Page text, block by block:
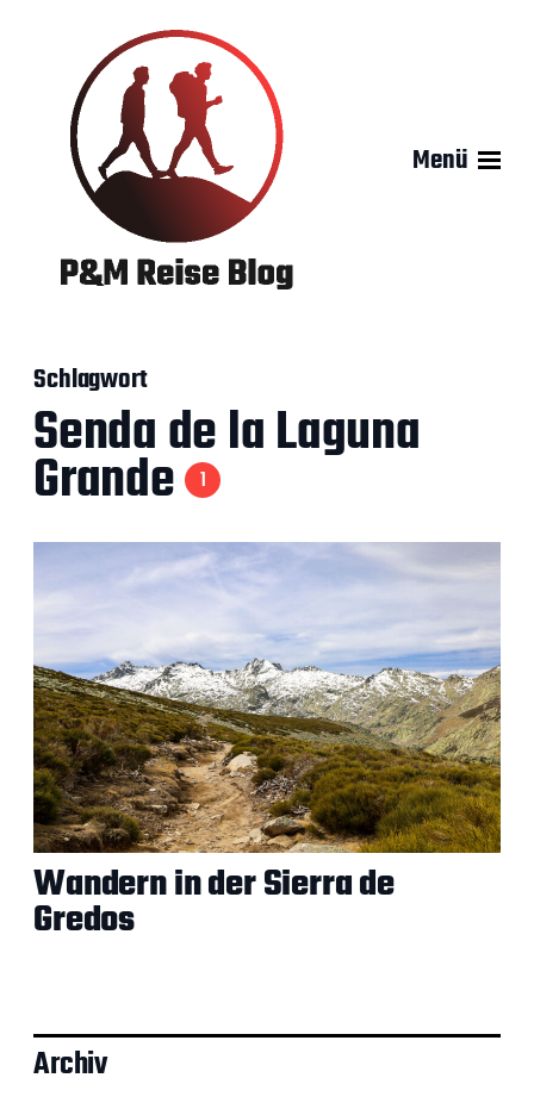
Menü
Schlagwort
Senda de la Laguna
Grande 1
Wandern in der Sierra de
Gredos
Archiv